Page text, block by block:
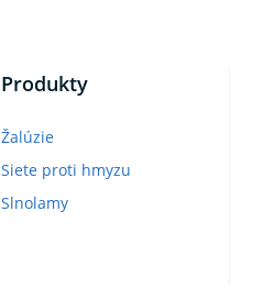
Produkty
Žalúzie
Siete proti hmyzu
Slnolamy